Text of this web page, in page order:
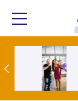
Мария и майка си построиха къща от 8000 стъклени бутилки